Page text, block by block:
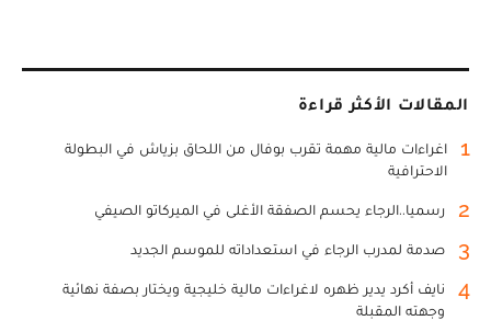
المقالات الأكثر قراءة
1
اغراءات مالية مهمة تقرب بوفال من اللحاق بزياش في البطولة
الاحترافية
2 رسميا..الرجاء يحسم الصفقة الأغلى في الميركاتو الصيفي
3 صدمة لمدرب الرجاء في استعداداته للموسم الجديد
4
نايف أكرد يدير ظهره لاغراءات مالية خليجية ويختار بصفة نهائية
وجهته المقبلة